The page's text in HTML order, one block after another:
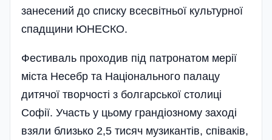
занесений до списку всесвітньої культурної
спадщини ЮНЕСКО.
Фестиваль проходив під патронатом мерії
міста Несебр та Національного палацу
дитячої творчості з болгарської столиці
Софії. Участь у цьому грандіозному заході
взяли близько 2,5 тисяч музикантів, співаків,